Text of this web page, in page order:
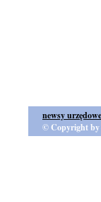
newsy urzędowe
© Copyright by